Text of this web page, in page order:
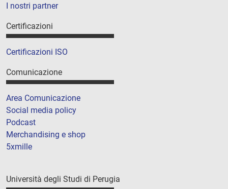
I nostri partner
Certificazioni
Certificazioni ISO
Comunicazione
Area Comunicazione
Social media policy
Podcast
Merchandising e shop
5xmille
Università degli Studi di Perugia